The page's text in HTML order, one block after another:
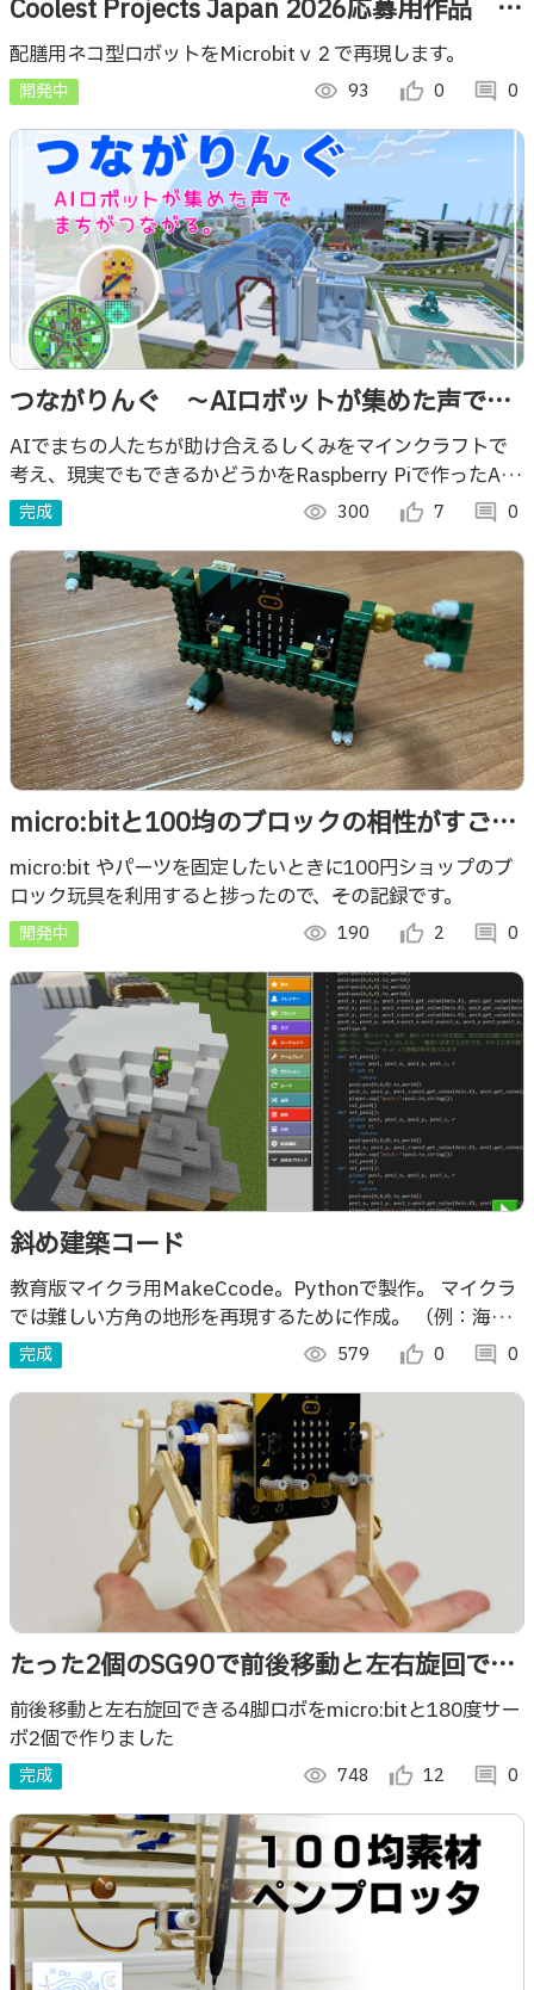
Coolest Projects Japan 2026応募用作品 配
膳用ネコ型ロボット
配膳用ネコ型ロボットをMicrobitｖ２で再現します。
開発中 visibility 93 thumb_up_alt 0 comment 0
つながりんぐ ～AIロボットが集めた声で、
まちがつながる。～
AIでまちの人たちが助け合えるしくみをマインクラフトで
考え、現実でもできるかどうかをRaspberry Piで作ったAI
ロボットでチャレンジした作品
完成 visibility 300 thumb_up_alt 7 comment 0
micro:bitと100均のブロックの相性がすごく
良かったっていう話
micro:bit やパーツを固定したいときに100円ショップのブ
ロック玩具を利用すると捗ったので、その記録です。
開発中 visibility 190 thumb_up_alt 2 comment 0
斜め建築コード
教育版マイクラ用MakeCcode。Pythonで製作。 マイクラ
では難しい方角の地形を再現するために作成。 （例：海や
道路がマップの北東から南西に走っているまち）
完成 visibility 579 thumb_up_alt 0 comment 0
たった2個のSG90で前後移動と左右旋回でき
る4脚ロボ
前後移動と左右旋回できる4脚ロボをmicro:bitと180度サー
ボ2個で作りました
完成 visibility 748 thumb_up_alt 12 comment 0